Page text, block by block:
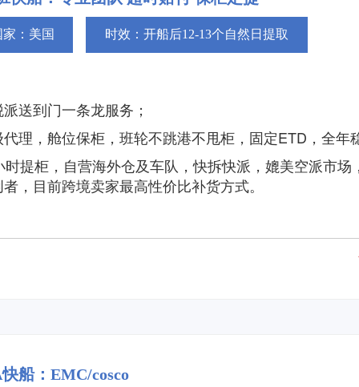
：美国 时效：开船后12-13个自然日提取
送到门一条龙服务；
理，舱位保柜，班轮不跳港不甩柜，固定ETD，全年
时提柜，自营海外仓及车队，快拆快派，媲美空派市场
，目前跨境卖家最高性价比补货方式。
船：EMC/cosco